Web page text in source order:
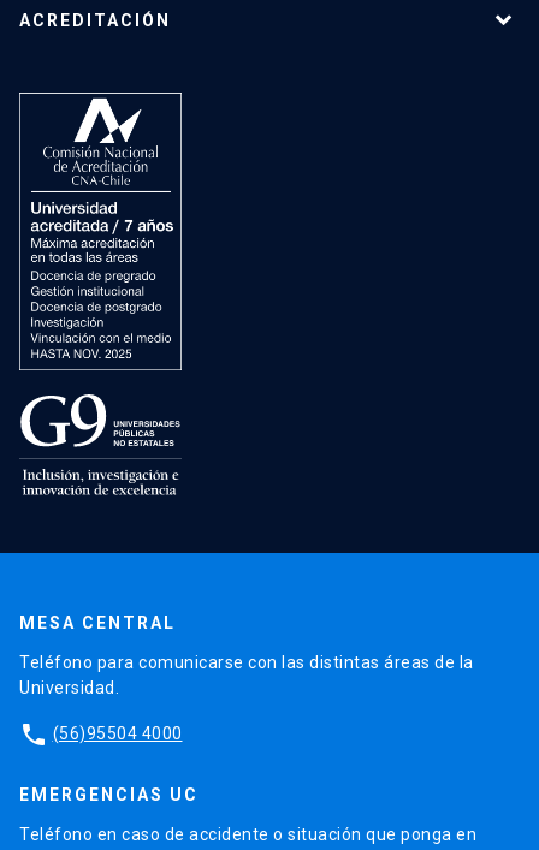
ACREDITACIÓN
MESA CENTRAL
Teléfono para comunicarse con las distintas áreas de la
Universidad.
phone (56)95504 4000
EMERGENCIAS UC
Teléfono en caso de accidente o situación que ponga en